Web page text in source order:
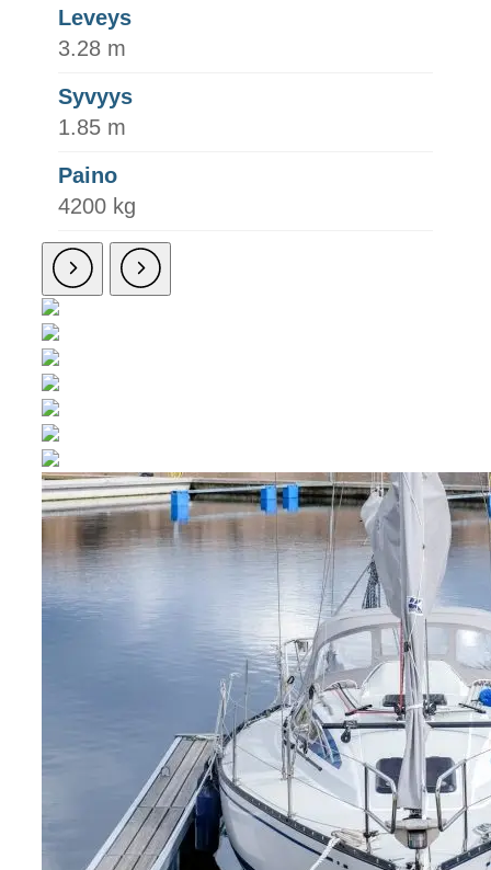
Leveys
3.28 m
Syvyys
1.85 m
Paino
4200 kg